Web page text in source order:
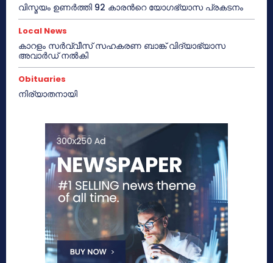
വിസ്മയം ഉണർത്തി 92 കാരൻറെ യോഗഭ്യാസ പ്രകടനം
Local News
കാറളം സർവ്വീസ് സഹകരണ ബാങ്ക് വിദ്യാഭ്യാസ
അവാർഡ് നൽകി
Obituaries
നിര്യാതനായി